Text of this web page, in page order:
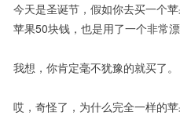
今天是圣诞节，假如你去买一个
苹果50块钱，也是用了一个非常
我想，你肯定毫不犹豫的就买了。
哎，奇怪了，为什么完全一样的